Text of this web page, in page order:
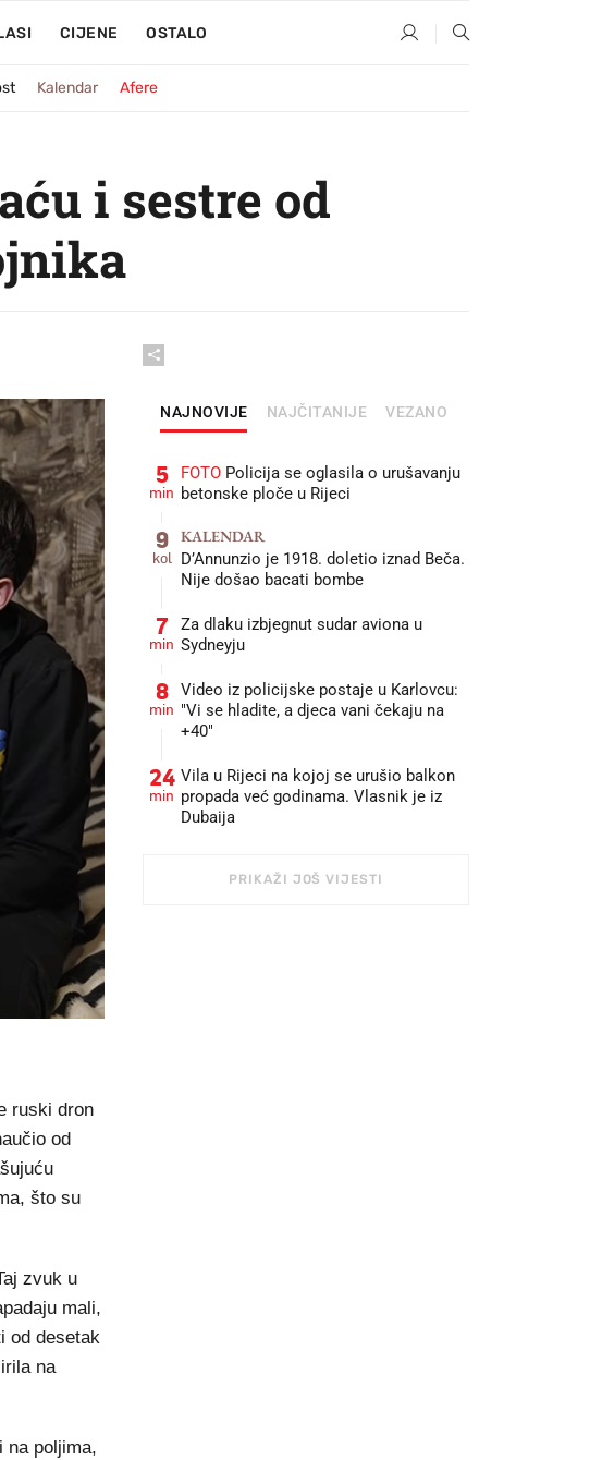
CIJENE OSTALO
Kalendar Afere
i sestre od
ruski dron
od
što su
zvuk u
mali,
od desetak
na
na poljima,
NAJNOVIJE NAJČITANIJE VEZANO
5
min
FOTO Policija se oglasila o urušavanju
betonske ploče u Rijeci
9
kol
KALENDAR
D’Annunzio je 1918. doletio iznad Beča.
Nije došao bacati bombe
7
min
Za dlaku izbjegnut sudar aviona u
Sydneyju
8
min
Video iz policijske postaje u Karlovcu:
"Vi se hladite, a djeca vani čekaju na
+40"
24
min
Vila u Rijeci na kojoj se urušio balkon
propada već godinama. Vlasnik je iz
Dubaija
PRIKAŽI JOŠ VIJESTI